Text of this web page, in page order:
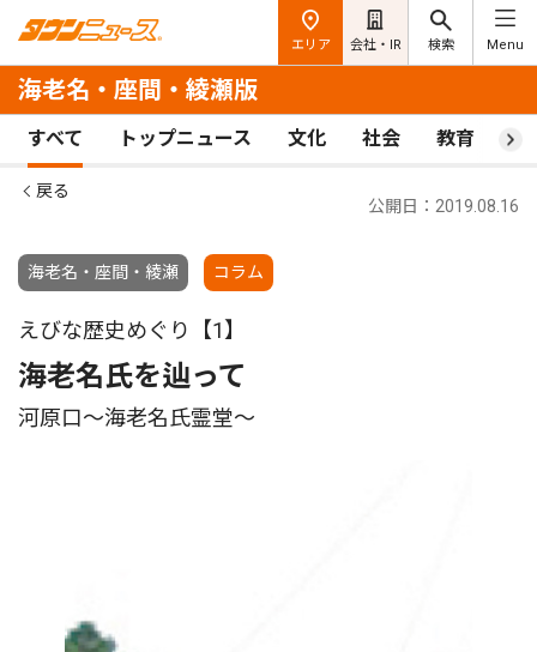
エリア 会社・IR 検索 Menu
海老名・座間・綾瀬版
すべて トップニュース 文化 社会 教育 ス
戻る
海老名・座間・綾瀬 コラム
公開日：2019.08.16
えびな歴史めぐり【1】
海老名氏を辿って
河原口〜海老名氏霊堂〜